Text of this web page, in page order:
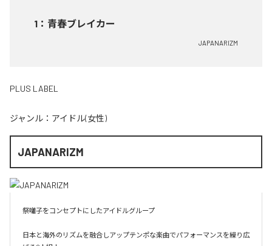
1 ： 青春ブレイカー
JAPANARIZM
PLUS LABEL
ジャンル： アイドル(女性)
JAPANARIZM
祭囃子をコンセプトにしたアイドルグループ
日本と海外のリズムを融合しアップテンポな楽曲でパフォーマンスを繰り広